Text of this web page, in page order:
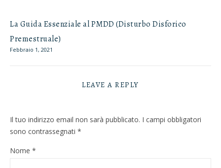
La Guida Essenziale al PMDD (Disturbo Disforico
Premestruale)
Febbraio 1, 2021
LEAVE A REPLY
Il tuo indirizzo email non sarà pubblicato. I campi obbligatori
sono contrassegnati *
Nome *